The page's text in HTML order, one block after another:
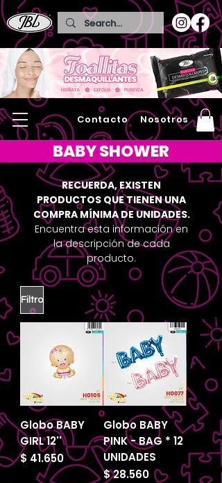
Contacto Nosotros
BABY SHOWER
RECUERDA, EXISTEN
PRODUCTOS QUE TIENEN UNA
COMPRA MÍNIMA DE UNIDADES.
Encuentra esta información en
la descripción de cada
producto.
Filtro
Globo BABY
GIRL 12''
Precio
$ 41.650
Globo BABY
PINK - BAG * 12
UNIDADES
Precio
$ 28.560